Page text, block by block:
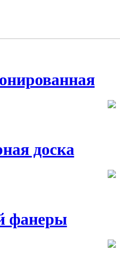
доска
фанеры